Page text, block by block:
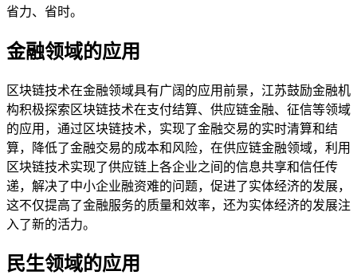
省力、省时。
金融领域的应用
区块链技术在金融领域具有广阔的应用前景，江苏鼓励金融机
构积极探索区块链技术在支付结算、供应链金融、征信等领域
的应用，通过区块链技术，实现了金融交易的实时清算和结
算，降低了金融交易的成本和风险，在供应链金融领域，利用
区块链技术实现了供应链上各企业之间的信息共享和信任传
递，解决了中小企业融资难的问题，促进了实体经济的发展，
这不仅提高了金融服务的质量和效率，还为实体经济的发展注
入了新的活力。
民生领域的应用